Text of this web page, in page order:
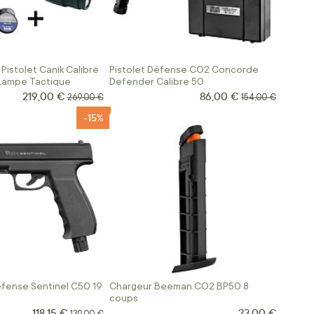
Canik Calibre
Tactique
Prix Spécial
219,00 € Prix normal
269,00 €
Pistolet Défense CO2 Concorde
Defender Calibre 50
Prix Spécial
86,00 € Prix normal
154,00 €
Sentinel C50 19
-15%
Chargeur Beeman CO2 BP50 8
coups